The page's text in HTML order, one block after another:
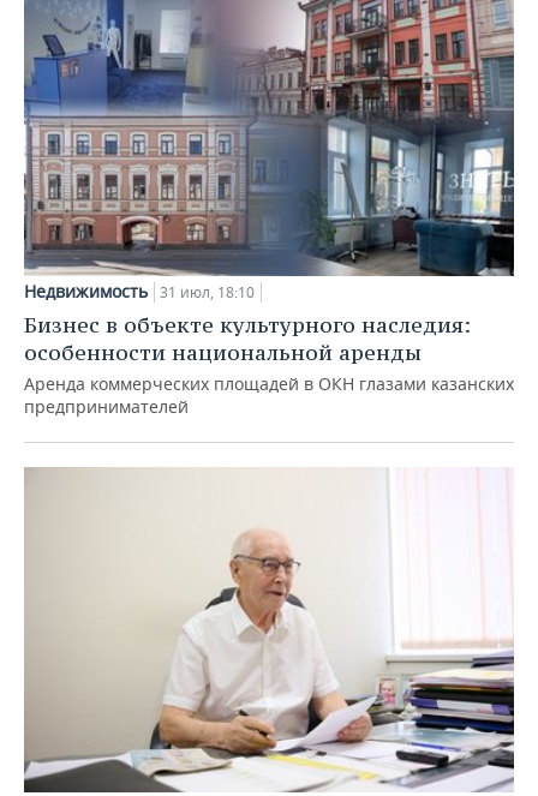
Недвижимость 31 июл, 18:10
Бизнес в объекте культурного наследия:
особенности национальной аренды
Аренда коммерческих площадей в ОКН глазами казанских
предпринимателей